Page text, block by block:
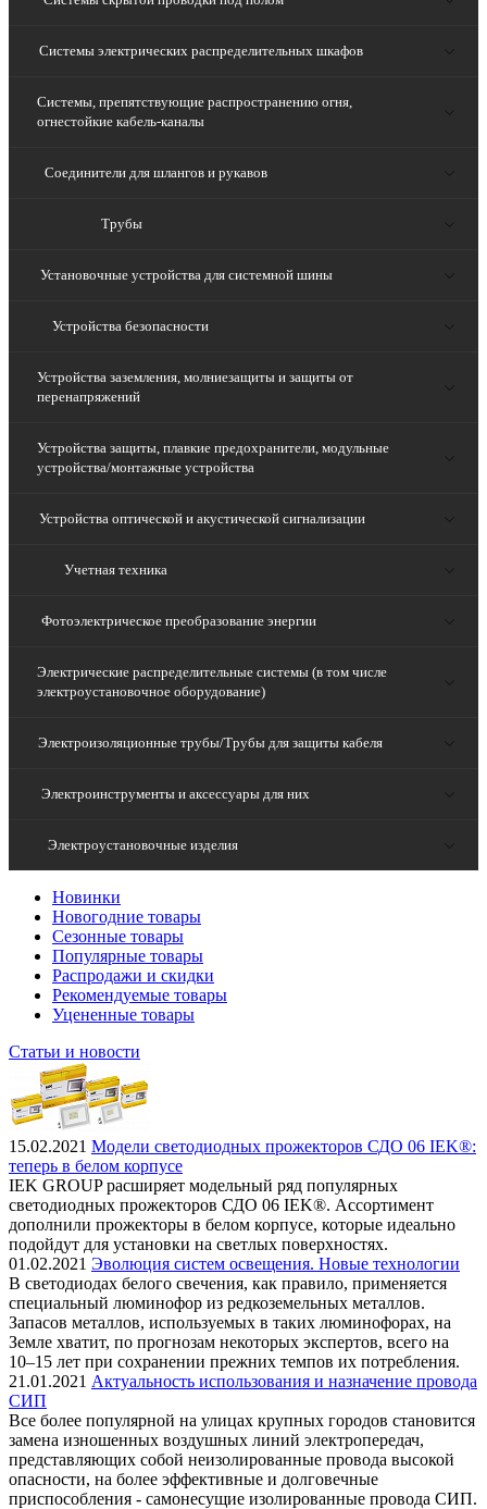
Системы электрических распределительных шкафов
Системы, препятствующие распространению огня,
огнестойкие кабель-каналы
Соединители для шлангов и рукавов
Трубы
Установочные устройства для системной шины
Устройства безопасности
Устройства заземления, молниезащиты и защиты от
перенапряжений
Устройства защиты, плавкие предохранители, модульные
устройства/монтажные устройства
Устройства оптической и акустической сигнализации
Учетная техника
Фотоэлектрическое преобразование энергии
Электрические распределительные системы (в том числе
электроустановочное оборудование)
Электроизоляционные трубы/Трубы для защиты кабеля
Электроинструменты и аксессуары для них
Электроустановочные изделия
Новинки
Новогодние товары
Сезонные товары
Популярные товары
Распродажи и скидки
Рекомендуемые товары
Уцененные товары
Статьи и новости
15.02.2021 Модели светодиодных прожекторов СДО 06 IEK®:
теперь в белом корпусе
IEK GROUP расширяет модельный ряд популярных
светодиодных прожекторов СДО 06 IEK®. Ассортимент
дополнили прожекторы в белом корпусе, которые идеально
подойдут для установки на светлых поверхностях.
01.02.2021 Эволюция систем освещения. Новые технологии
В светодиодах белого свечения, как правило, применяется
специальный люминофор из редкоземельных металлов.
Запасов металлов, используемых в таких люминофорах, на
Земле хватит, по прогнозам некоторых экспертов, всего на
10–15 лет при сохранении прежних темпов их потребления.
21.01.2021 Актуальность использования и назначение провода
СИП
Все более популярной на улицах крупных городов становится
замена изношенных воздушных линий электропередач,
представляющих собой неизолированные провода высокой
опасности, на более эффективные и долговечные
приспособления - самонесущие изолированные провода СИП.